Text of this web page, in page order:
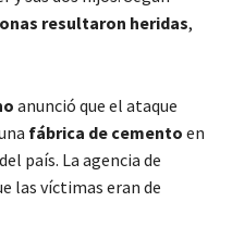
resultaron heridas,
anunció que el ataque
fábrica de cemento en
país. La agencia de
las víctimas eran de